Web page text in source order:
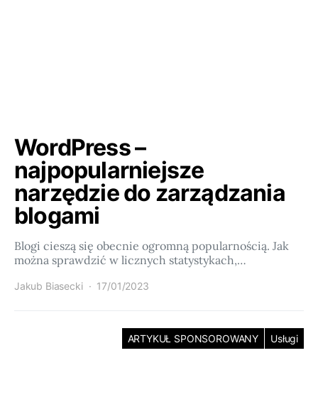
WordPress –
najpopularniejsze
narzędzie do zarządzania
blogami
Blogi cieszą się obecnie ogromną popularnością. Jak
można sprawdzić w licznych statystykach,…
Jakub Biasecki 17/01/2023
ARTYKUŁ SPONSOROWANY Usługi